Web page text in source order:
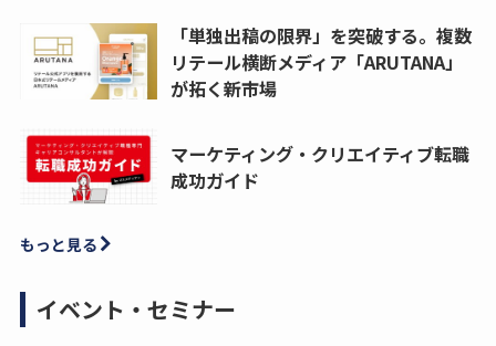
「単独出稿の限界」を突破する。複数
リテール横断メディア「ARUTANA」
が拓く新市場
マーケティング・クリエイティブ転職
成功ガイド
もっと見る
イベント・セミナー